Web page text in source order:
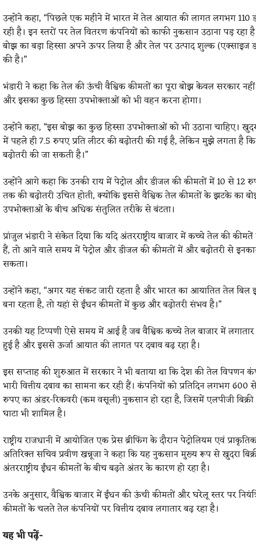
उन्होंने कहा, “पिछले एक महीने में भारत में तेल आयात की लागत लगभग 110
रही है। इन स्तरों पर तेल वितरण कंपनियों को काफी नुकसान उठाना पड़ रहा
बोझ का बड़ा हिस्सा अपने ऊपर लिया है और तेल पर उत्पाद शुल्क (एक्साइज
की है।”
भंडारी ने कहा कि तेल की ऊंची वैश्विक कीमतों का पूरा बोझ केवल सरकार
और इसका कुछ हिस्सा उपभोक्ताओं को भी वहन करना होगा।
उन्होंने कहा, “इस बोझ का कुछ हिस्सा उपभोक्ताओं को भी उठाना चाहिए।
में पहले ही 7.5 रुपए प्रति लीटर की बढ़ोतरी की गई है, लेकिन मुझे लगता है
बढ़ोतरी की जा सकती है।”
उन्होंने आगे कहा कि उनकी राय में पेट्रोल और डीजल की कीमतों में 10 से 12
तक की बढ़ोतरी उचित होती, क्योंकि इससे वैश्विक तेल कीमतों के झटके का
उपभोक्ताओं के बीच अधिक संतुलित तरीके से बंटता।
प्रांजुल भंडारी ने संकेत दिया कि यदि अंतरराष्ट्रीय बाजार में कच्चे तेल की
हैं, तो आने वाले समय में पेट्रोल और डीजल की कीमतों में और बढ़ोतरी से
सकता।
उन्होंने कहा, “अगर यह संकट जारी रहता है और भारत का आयातित तेल बिल
बना रहता है, तो यहां से ईंधन कीमतों में कुछ और बढ़ोतरी संभव है।”
उनकी यह टिप्पणी ऐसे समय में आई है जब वैश्विक कच्चे तेल बाजार में लगातार
हुई है और इससे ऊर्जा आयात की लागत पर दबाव बढ़ रहा है।
इस सप्ताह की शुरुआत में सरकार ने भी बताया था कि देश की तेल विपणन
भारी वित्तीय दबाव का सामना कर रही हैं। कंपनियों को प्रतिदिन लगभग
रुपए का अंडर-रिकवरी (कम वसूली) नुकसान हो रहा है, जिसमें एलपीजी बिक्री
घाटा भी शामिल है।
राष्ट्रीय राजधानी में आयोजित एक प्रेस ब्रीफिंग के दौरान पेट्रोलियम एवं
अतिरिक्त सचिव प्रवीण खन्नूजा ने कहा कि यह नुकसान मुख्य रूप से खुदरा
अंतरराष्ट्रीय ईंधन कीमतों के बीच बढ़ते अंतर के कारण हो रहा है।
उनके अनुसार, वैश्विक बाजार में ईंधन की ऊंची कीमतों और घरेलू स्तर पर
कीमतों के चलते तेल कंपनियों पर वित्तीय दबाव लगातार बढ़ रहा है।
यह भी पढ़ें-